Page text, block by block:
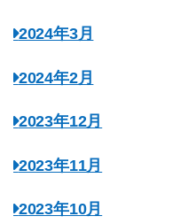
2024年3月
2024年2月
2023年12月
2023年11月
2023年10月